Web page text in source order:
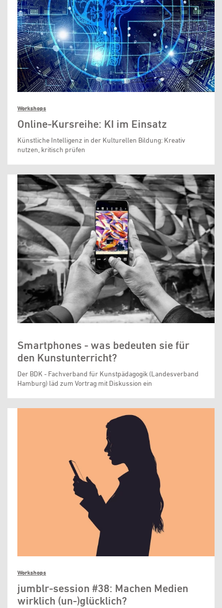
Workshops
Online-Kursreihe: KI im Einsatz
Künstliche Intelligenz in der Kulturellen Bildung: Kreativ
nutzen, kritisch prüfen
Smartphones - was bedeuten sie für
den Kunstunterricht?
Der BDK - Fachverband für Kunstpädagogik (Landesverband
Hamburg) läd zum Vortrag mit Diskussion ein
Workshops
jumblr-session #38: Machen Medien
wirklich (un-)glücklich?